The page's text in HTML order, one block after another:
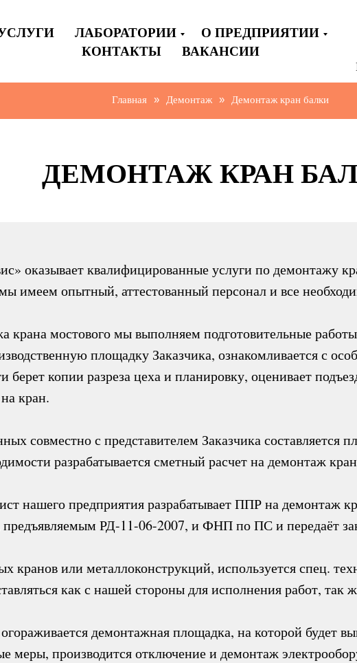
ЛАБОРАТОРИИ
О ПРЕДПРИЯТИИ
КОНТАКТЫ
ВАКАНСИИ
Главная » Демонтаж » Демонтаж кран балки
ДЕМОНТАЖ КРАН
оказывает квалифицированные услуги по демонтажу
имеем опытный, аттестованный персонал и все
крана мостового мы выполняем подготовительные
площадку Заказчика, ознакомливается с
копии разреза цеха и планировку, оценивает
кран.
совместно с представителем Заказчика составляется
разрабатывается сметный расчет на демонтаж
нашего предприятия разрабатывает ППР на демонтаж
предъявляемым РД-11-06-2007, и ФНП по ПС и передаёт
кранов или металлоконструкций, используется спец.
как с нашей стороны для исполнения работ, так
демонтажная площадка, на которой будет
меры, производится отключение и демонтаж